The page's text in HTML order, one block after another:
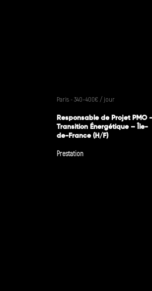
Paris - 340–400€ / jour
Responsable de Projet PMO
Transition Énergétique – Île-
de-France (H/F)
Prestation